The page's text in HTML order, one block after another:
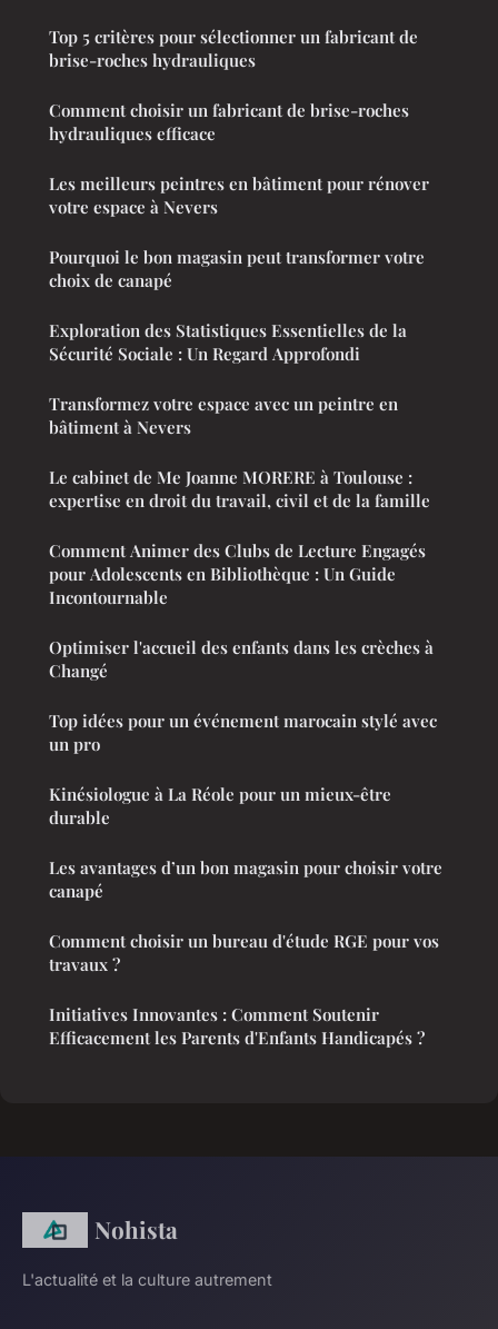
Top 5 critères pour sélectionner un fabricant de
brise-roches hydrauliques
Comment choisir un fabricant de brise-roches
hydrauliques efficace
Les meilleurs peintres en bâtiment pour rénover
votre espace à Nevers
Pourquoi le bon magasin peut transformer votre
choix de canapé
Exploration des Statistiques Essentielles de la
Sécurité Sociale : Un Regard Approfondi
Transformez votre espace avec un peintre en
bâtiment à Nevers
Le cabinet de Me Joanne MORERE à Toulouse :
expertise en droit du travail, civil et de la famille
Comment Animer des Clubs de Lecture Engagés
pour Adolescents en Bibliothèque : Un Guide
Incontournable
Optimiser l'accueil des enfants dans les crèches à
Changé
Top idées pour un événement marocain stylé avec
un pro
Kinésiologue à La Réole pour un mieux-être
durable
Les avantages d’un bon magasin pour choisir votre
canapé
Comment choisir un bureau d'étude RGE pour vos
travaux ?
Initiatives Innovantes : Comment Soutenir
Efficacement les Parents d'Enfants Handicapés ?
Nohista
L'actualité et la culture autrement